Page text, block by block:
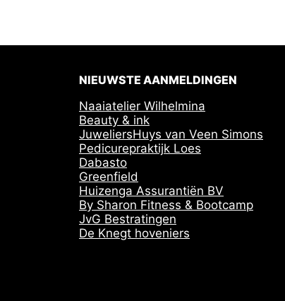
NIEUWSTE AANMELDINGEN
Naaiatelier Wilhelmina
Beauty & ink
JuweliersHuys van Veen Simons
Pedicurepraktijk Loes
Dabasto
Greenfield
Huizenga Assurantiën BV
By Sharon Fitness & Bootcamp
JvG Bestratingen
De Knegt hoveniers